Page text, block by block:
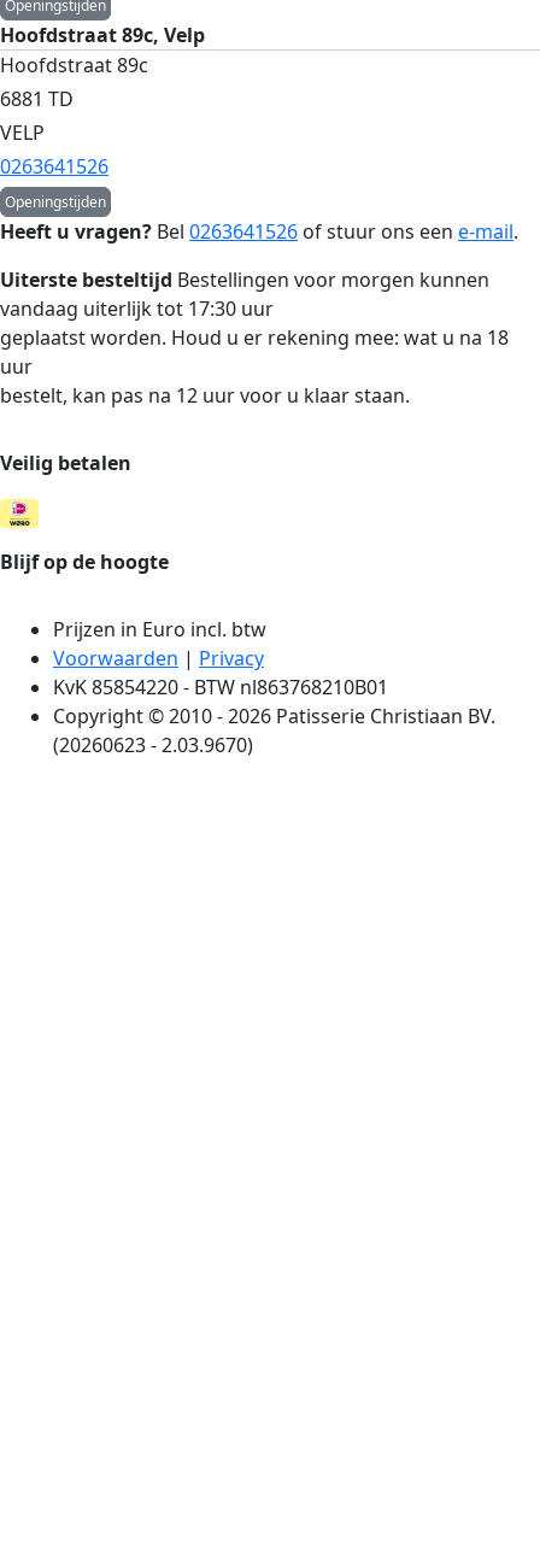
Openingstijden
Hoofdstraat 89c, Velp
Hoofdstraat 89c
6881 TD
VELP
0263641526
Openingstijden
Heeft u vragen? Bel 0263641526 of stuur ons een e-mail.
Uiterste besteltijd Bestellingen voor morgen kunnen
vandaag uiterlijk tot 17:30 uur
geplaatst worden. Houd u er rekening mee: wat u na 18
uur
bestelt, kan pas na 12 uur voor u klaar staan.
Veilig betalen
Blijf op de hoogte
Prijzen in Euro incl. btw
Voorwaarden | Privacy
KvK 85854220 - BTW nl863768210B01
Copyright © 2010 - 2026 Patisserie Christiaan BV.
(20260623 - 2.03.9670)